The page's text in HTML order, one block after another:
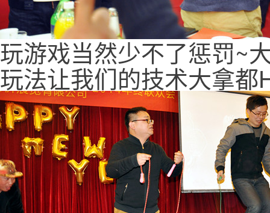
玩游戏当然少不了惩罚~
玩法让我们的技术大拿都